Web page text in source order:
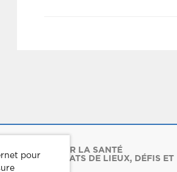
AMÉLIORER LA SANTÉ
FRANÇAIS ? ÉTATS DE LIEUX, DÉFIS ET
pour